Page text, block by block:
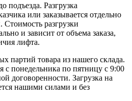
подъезда. Разгрузка
или заказывается отдельно
разгрузки
и зависит от объема заказа,
лифта.
партий товара из нашего склада.
с понедельника по пятницу с 9:00
договоренности. Загрузка на
нашими силами и без